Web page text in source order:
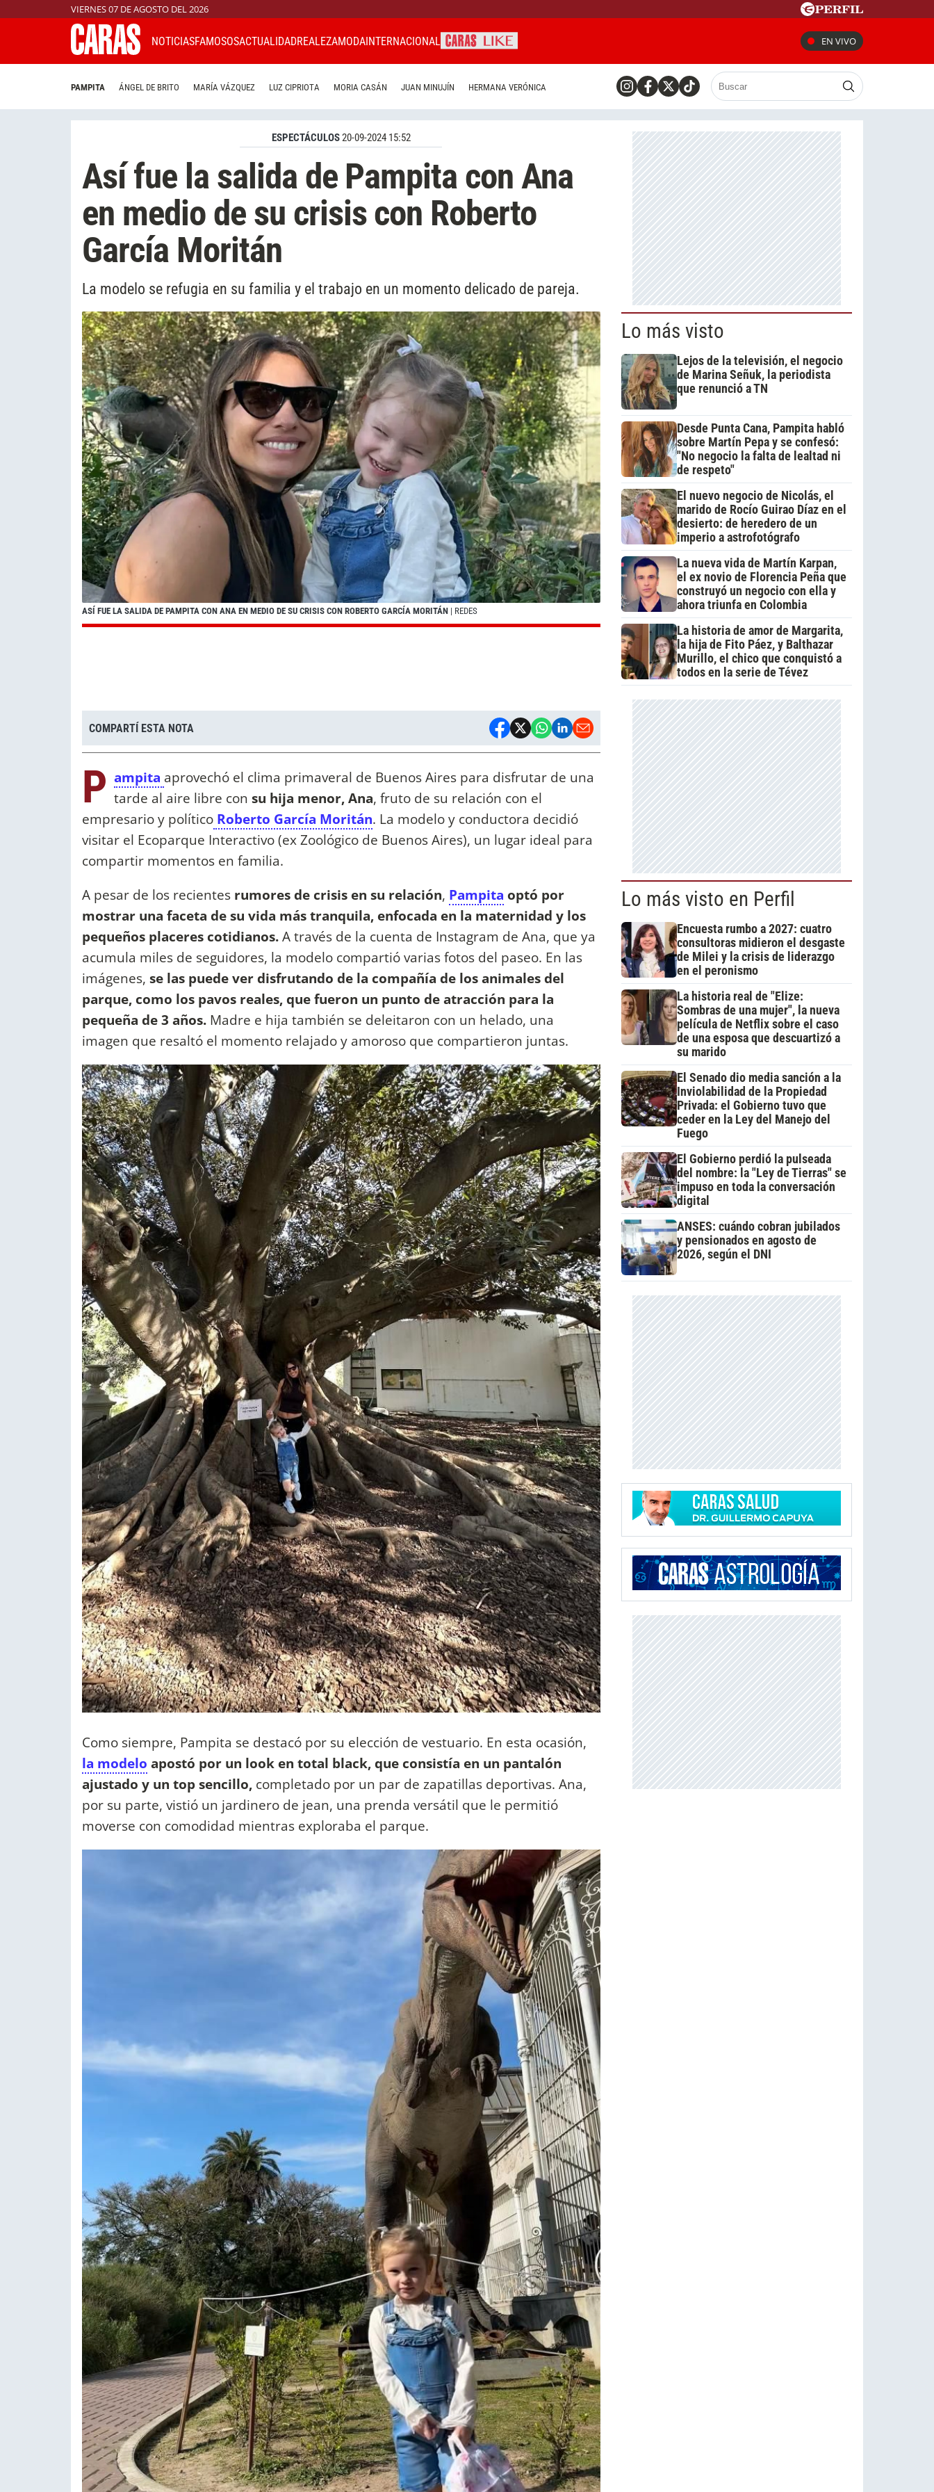
VIERNES 07 DE AGOSTO DEL 2026
NOTICIASFAMOSOSACTUALIDADREALEZAMODAINTERNACIONAL EN VIVO
PAMPITA ÁNGEL DE BRITO MARÍA VÁZQUEZ LUZ CIPRIOTA MORIA CASÁN JUAN MINUJÍN HERMANA VERÓNICA
ESPECTÁCULOS20-09-2024 15:52
Así fue la salida de Pampita con Ana
en medio de su crisis con Roberto
García Moritán
La modelo se refugia en su familia y el trabajo en un momento delicado de pareja.
ASÍ FUE LA SALIDA DE PAMPITA CON ANA EN MEDIO DE SU CRISIS CON ROBERTO GARCÍA MORITÁN | REDES
COMPARTÍ ESTA NOTA
P ampita aprovechó el clima primaveral de Buenos Aires para disfrutar de una
tarde al aire libre con su hija menor, Ana, fruto de su relación con el
empresario y político Roberto García Moritán. La modelo y conductora decidió
visitar el Ecoparque Interactivo (ex Zoológico de Buenos Aires), un lugar ideal para
compartir momentos en familia.
A pesar de los recientes rumores de crisis en su relación, Pampita optó por
mostrar una faceta de su vida más tranquila, enfocada en la maternidad y los
pequeños placeres cotidianos.A través de la cuenta de Instagram de Ana, que ya
acumula miles de seguidores, la modelo compartió varias fotos del paseo. En las
imágenes, se las puede ver disfrutando de la compañía de los animales del
parque, como los pavos reales, que fueron un punto de atracción para la
pequeña de 3 años. Madre e hija también se deleitaron con un helado, una
imagen que resaltó el momento relajado y amoroso que compartieron juntas.
Como siempre, Pampita se destacó por su elección de vestuario. En esta ocasión,
la modelo apostó por un look en total black, que consistía en un pantalón
ajustado y un top sencillo, completado por un par de zapatillas deportivas. Ana,
por su parte, vistió un jardinero de jean, una prenda versátil que le permitió
moverse con comodidad mientras exploraba el parque.
Lo más visto
Lejos de la televisión, el negocio
de Marina Señuk, la periodista
que renunció a TN
Desde Punta Cana, Pampita habló
sobre Martín Pepa y se confesó:
"No negocio la falta de lealtad ni
de respeto"
El nuevo negocio de Nicolás, el
marido de Rocío Guirao Díaz en el
desierto: de heredero de un
imperio a astrofotógrafo
La nueva vida de Martín Karpan,
el ex novio de Florencia Peña que
construyó un negocio con ella y
ahora triunfa en Colombia
La historia de amor de Margarita,
la hija de Fito Páez, y Balthazar
Murillo, el chico que conquistó a
todos en la serie de Tévez
Lo más visto en Perfil
Encuesta rumbo a 2027: cuatro
consultoras midieron el desgaste
de Milei y la crisis de liderazgo
en el peronismo
La historia real de "Elize:
Sombras de una mujer", la nueva
película de Netflix sobre el caso
de una esposa que descuartizó a
su marido
El Senado dio media sanción a la
Inviolabilidad de la Propiedad
Privada: el Gobierno tuvo que
ceder en la Ley del Manejo del
Fuego
El Gobierno perdió la pulseada
del nombre: la "Ley de Tierras" se
impuso en toda la conversación
digital
ANSES: cuándo cobran jubilados
y pensionados en agosto de
2026, según el DNI